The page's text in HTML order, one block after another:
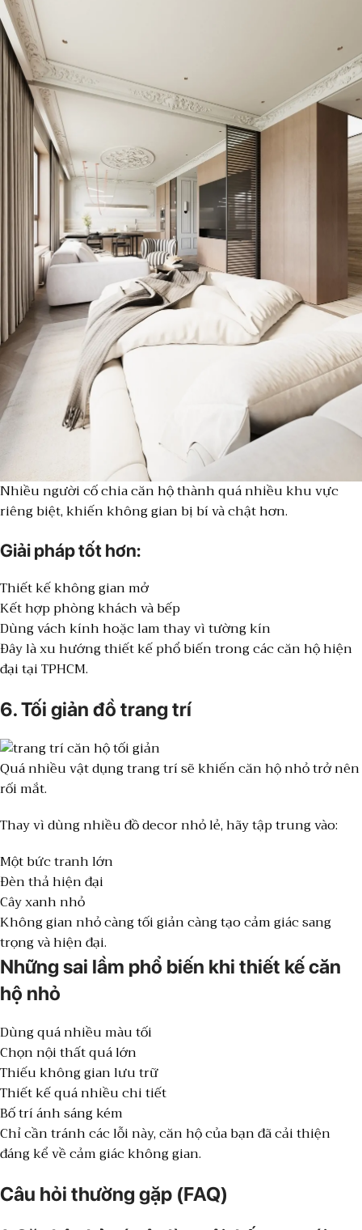
Nhiều người cố chia căn hộ thành quá nhiều khu vực
riêng biệt, khiến không gian bị bí và chật hơn.
Giải pháp tốt hơn:
Thiết kế không gian mở
Kết hợp phòng khách và bếp
Dùng vách kính hoặc lam thay vì tường kín
Đây là xu hướng thiết kế phổ biến trong các căn hộ hiện
đại tại TPHCM.
6. Tối giản đồ trang trí
Quá nhiều vật dụng trang trí sẽ khiến căn hộ nhỏ trở nên
rối mắt.
Thay vì dùng nhiều đồ decor nhỏ lẻ, hãy tập trung vào:
Một bức tranh lớn
Đèn thả hiện đại
Cây xanh nhỏ
Không gian nhỏ càng tối giản càng tạo cảm giác sang
trọng và hiện đại.
Những sai lầm phổ biến khi thiết kế căn
hộ nhỏ
Dùng quá nhiều màu tối
Chọn nội thất quá lớn
Thiếu không gian lưu trữ
Thiết kế quá nhiều chi tiết
Bố trí ánh sáng kém
Chỉ cần tránh các lỗi này, căn hộ của bạn đã cải thiện
đáng kể về cảm giác không gian.
Câu hỏi thường gặp (FAQ)